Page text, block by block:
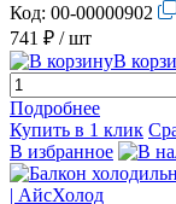
Код: 00-00000902
741 ₽ / шт
В
Подробнее
Купить в 1 клик
В избранное